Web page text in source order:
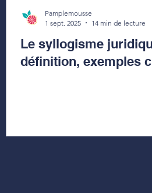
Le syllogisme
définition, exemples
Pamplemousse
1 sept. 2025
14 min de lecture